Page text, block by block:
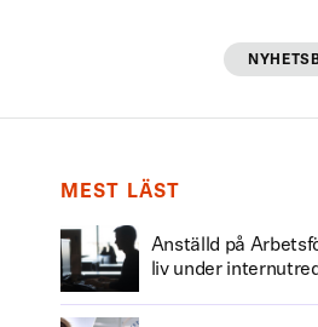
MEST LÄST
Anställd på
liv under